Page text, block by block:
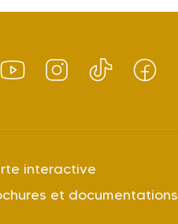
interactive
et documentations